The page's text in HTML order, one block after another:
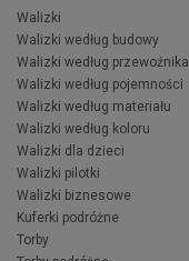
Walizki
Walizki według budowy
Walizki według przewoźnika
Walizki według pojemności
Walizki według materiału
Walizki według koloru
Walizki dla dzieci
Walizki pilotki
Walizki biznesowe
Kuferki podróżne
Torby